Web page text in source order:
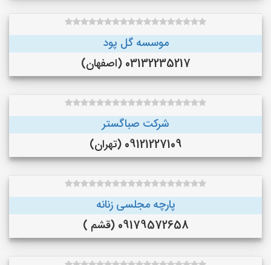
موسسه گل پود
03132235217 (اصفهان)
شرکت صباگستر
09121227109 (تهران)
پارچه مجلسی زنانه
09179572658 (قشم )